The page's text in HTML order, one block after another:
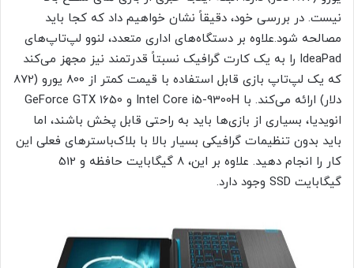
نیست. در بررسی خود، دقیقاً نشان خواهیم داد که کجا باید
مصالحه شود.علاوه بر دستگاه‌های اداری متعدد، لنوو لپ‌تاپ‌های
IdeaPad را به یک کارت گرافیک نسبتاً قدرتمند نیز مجهز می‌کند
که یک لپ‌تاپ بازی قابل استفاده با قیمت کمتر از 800 یورو (872
دلار) ارائه می‌کند. با Intel Core i5-9300H و GeForce GTX 1650
انویدیا، بسیاری از بازی‌ها باید به راحتی قابل پخش باشند، اما
باید بدون تنظیمات گرافیکی بسیار بالا با بلاک‌باسترهای فعلی این
کار را انجام دهید. علاوه بر این، 8 گیگابایت حافظه و 512
گیگابایت SSD وجود دارد.